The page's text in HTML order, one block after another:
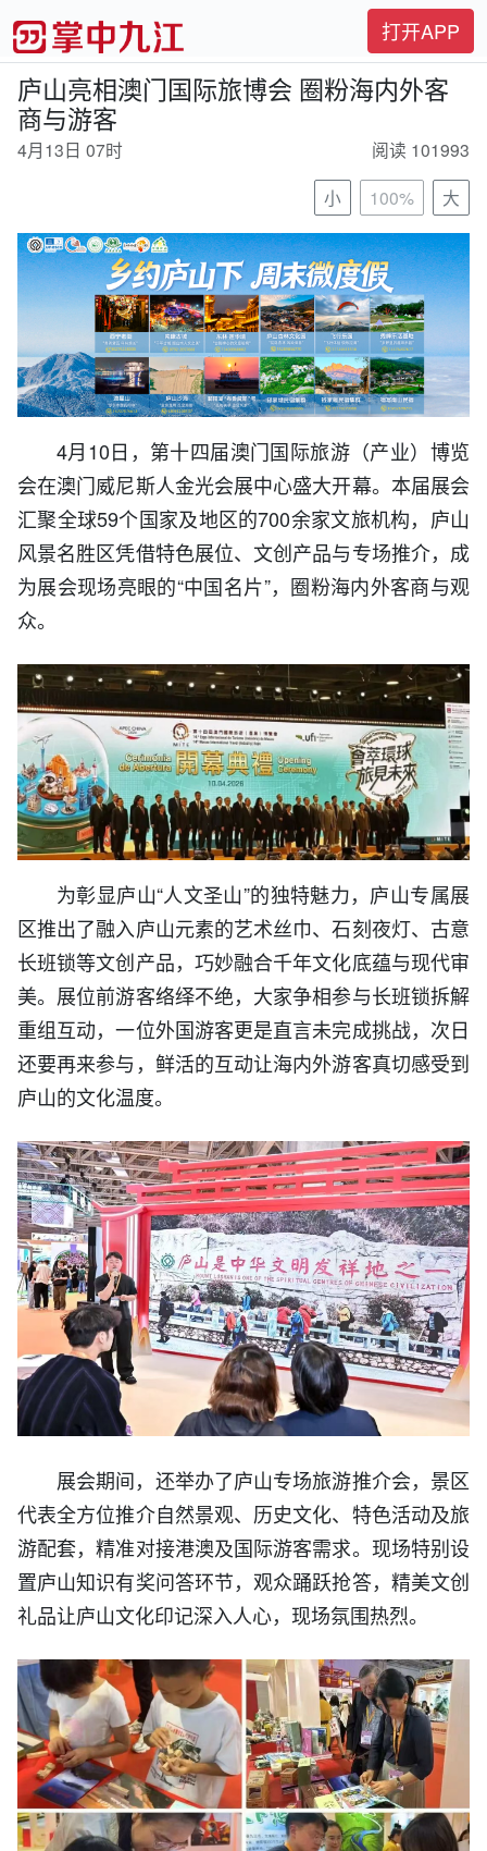
打开APP
庐山亮相澳门国际旅博会 圈粉海内外客
商与游客
4月13日 07时
阅读 101993
小
100% 大
4月10日，第十四届澳门国际旅游（产业）博览
会在澳门威尼斯人金光会展中心盛大开幕。本届展会
汇聚全球59个国家及地区的700余家文旅机构，庐山
风景名胜区凭借特色展位、文创产品与专场推介，成
为展会现场亮眼的“中国名片”，圈粉海内外客商与观
众。
为彰显庐山“人文圣山”的独特魅力，庐山专属展
区推出了融入庐山元素的艺术丝巾、石刻夜灯、古意
长班锁等文创产品，巧妙融合千年文化底蕴与现代审
美。展位前游客络绎不绝，大家争相参与长班锁拆解
重组互动，一位外国游客更是直言未完成挑战，次日
还要再来参与，鲜活的互动让海内外游客真切感受到
庐山的文化温度。
展会期间，还举办了庐山专场旅游推介会，景区
代表全方位推介自然景观、历史文化、特色活动及旅
游配套，精准对接港澳及国际游客需求。现场特别设
置庐山知识有奖问答环节，观众踊跃抢答，精美文创
礼品让庐山文化印记深入人心，现场氛围热烈。